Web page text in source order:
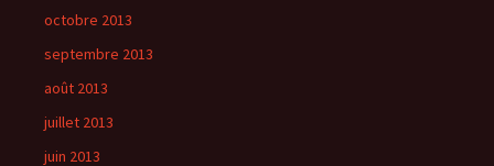
octobre 2013
septembre 2013
août 2013
juillet 2013
juin 2013